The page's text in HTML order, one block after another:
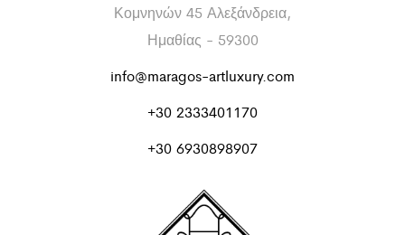
Κομνηνών 45 Αλεξάνδρεια,
Ημαθίας - 59300
info@maragos-artluxury.com
+30 2333401170
+30 6930898907